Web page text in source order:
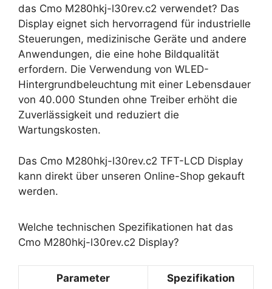
das Cmo M280hkj-l30rev.c2 verwendet? Das
Display eignet sich hervorragend für industrielle
Steuerungen, medizinische Geräte und andere
Anwendungen, die eine hohe Bildqualität
erfordern. Die Verwendung von WLED-
Hintergrundbeleuchtung mit einer Lebensdauer
von 40.000 Stunden ohne Treiber erhöht die
Zuverlässigkeit und reduziert die
Wartungskosten.
Das Cmo M280hkj-l30rev.c2 TFT-LCD Display
kann direkt über unseren Online-Shop gekauft
werden.
Welche technischen Spezifikationen hat das
Cmo M280hkj-l30rev.c2 Display?
Parameter Spezifikation